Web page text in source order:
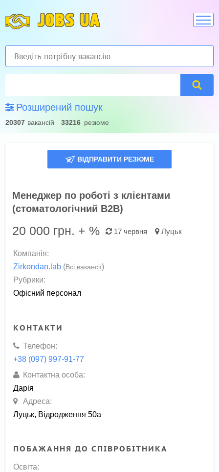
JOBS UA
Розширений пошук
20307 вакансій 33216 резюме
ВІДПРАВИТИ РЕЗЮМЕ
Менеджер по роботі з клієнтами
(стоматологічний B2B)
20 000 грн. + % 17 червня Луцьк
Компанія:
Zirkondan.lab (Всі вакансії)
Рубрики:
Офісний персонал
КОНТАКТИ
Телефон:
+38 (097) 997-91-77
Контактна особа:
Дарія
Адреса:
Луцьк, Відродження 50а
ПОБАЖАННЯ ДО СПІВРОБІТНИКА
Освіта: